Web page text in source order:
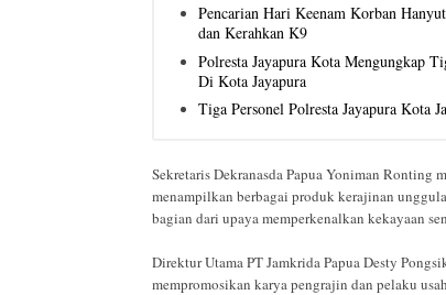
Pencarian Hari Keenam Korban
dan Kerahkan K9
Polresta Jayapura Kota Mengungkap
Di Kota Jayapura
Tiga Personel Polresta Jayapura Kota
Sekretaris Dekranasda Papua Yoniman Ronting
menampilkan berbagai produk kerajinan
bagian dari upaya memperkenalkan kekayaan
Direktur Utama PT Jamkrida Papua Desty
mempromosikan karya pengrajin dan pelaku